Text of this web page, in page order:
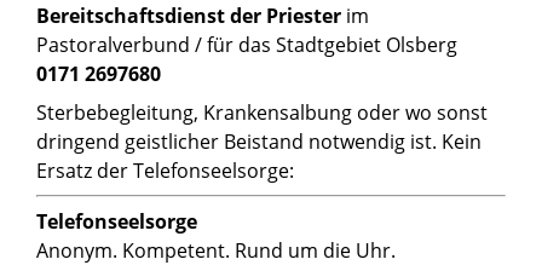
Bereitschaftsdienst der Priester im
Pastoralverbund / für das Stadtgebiet Olsberg
0171 2697680
Sterbebegleitung, Krankensalbung oder wo sonst
dringend geistlicher Beistand notwendig ist. Kein
Ersatz der Telefonseelsorge:
Telefonseelsorge
Anonym. Kompetent. Rund um die Uhr.